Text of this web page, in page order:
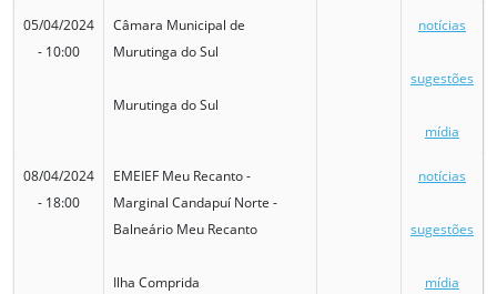
05/04/2024
- 10:00
Câmara Municipal de
Murutinga do Sul
Murutinga do Sul
notícias
sugestões
mídia
08/04/2024
- 18:00
EMEIEF Meu Recanto -
Marginal Candapuí Norte -
Balneário Meu Recanto
Ilha Comprida
notícias
sugestões
mídia